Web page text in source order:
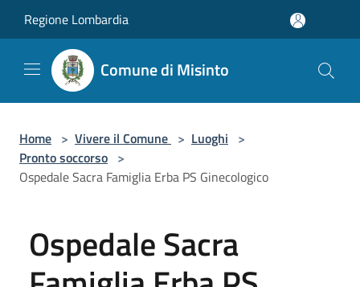
Regione Lombardia
Comune di Misinto
Home > Vivere il Comune > Luoghi >
Pronto soccorso >
Ospedale Sacra Famiglia Erba PS Ginecologico
Ospedale Sacra